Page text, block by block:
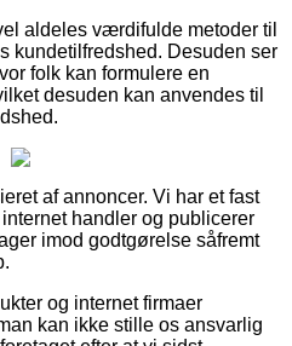
aldeles værdifulde metoder til
kundetilfredshed. Desuden ser
folk kan formulere en
desuden kan anvendes til
af annoncer. Vi har et fast
handler og publicerer
imod godtgørelse såfremt
og internet firmaer
kan ikke stille os ansvarlig